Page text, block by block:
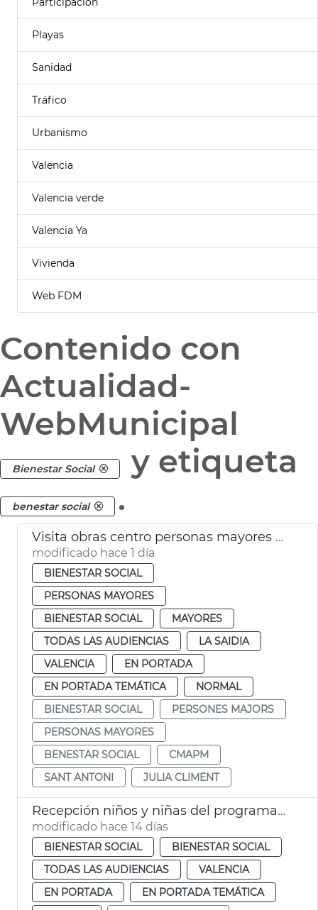
Playas
Sanidad
Tráfico
Urbanismo
Valencia
Valencia verde
Valencia Ya
Vivienda
Web FDM
Contenido con
Actualidad-
WebMunicipal
Bienestar Social y etiqueta
benestar social .
Visita obras centro personas mayores Sant Antoni València
modificado hace 1 día
BIENESTAR SOCIAL
PERSONAS MAYORES
BIENESTAR SOCIAL
MAYORES
TODAS LAS AUDIENCIAS
LA SAIDIA
VALENCIA
EN PORTADA
EN PORTADA TEMÁTICA
NORMAL
BIENESTAR SOCIAL
PERSONES MAJORS
PERSONAS MAYORES
BENESTAR SOCIAL
CMAPM
SANT ANTONI
JULIA CLIMENT
Recepción niños y niñas del programa Vacances en Pau
modificado hace 14 días
BIENESTAR SOCIAL
BIENESTAR SOCIAL
TODAS LAS AUDIENCIAS
VALENCIA
EN PORTADA
EN PORTADA TEMÁTICA